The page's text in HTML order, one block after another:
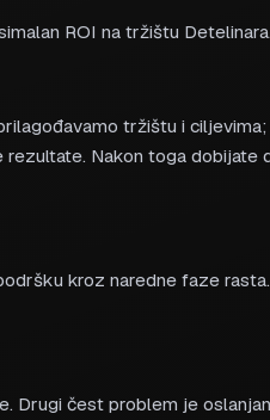
ROI na tržištu Detelinara.
tržištu i
Nakon toga dobijate
kroz naredne faze
Drugi čest problem je